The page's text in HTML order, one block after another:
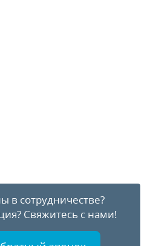
в сотрудничестве?
Свяжитесь с нами!